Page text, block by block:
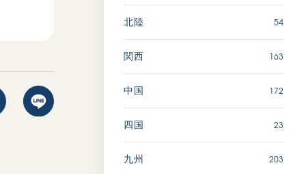
北陸 54
関西 163
中国 172
四国 23
九州 203